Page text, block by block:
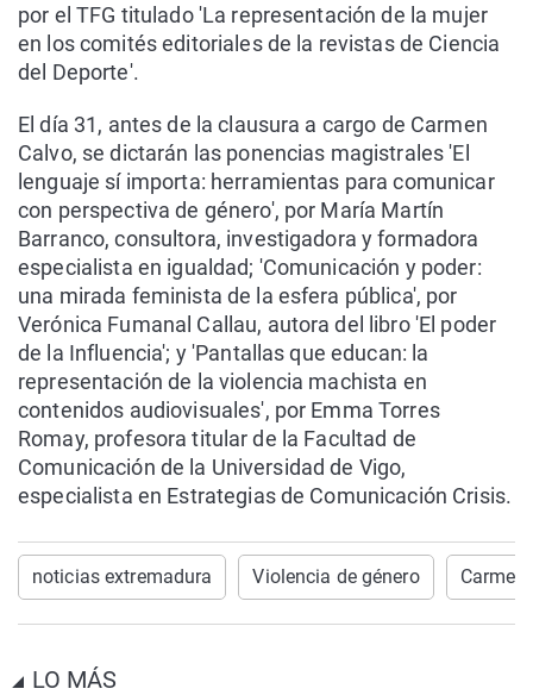
por el TFG titulado 'La representación de la mujer
en los comités editoriales de la revistas de Ciencia
del Deporte'.
El día 31, antes de la clausura a cargo de Carmen
Calvo, se dictarán las ponencias magistrales 'El
lenguaje sí importa: herramientas para comunicar
con perspectiva de género', por María Martín
Barranco, consultora, investigadora y formadora
especialista en igualdad; 'Comunicación y poder:
una mirada feminista de la esfera pública', por
Verónica Fumanal Callau, autora del libro 'El poder
de la Influencia'; y 'Pantallas que educan: la
representación de la violencia machista en
contenidos audiovisuales', por Emma Torres
Romay, profesora titular de la Facultad de
Comunicación de la Universidad de Vigo,
especialista en Estrategias de Comunicación Crisis.
noticias extremadura Violencia de género Carmen
LO MÁS